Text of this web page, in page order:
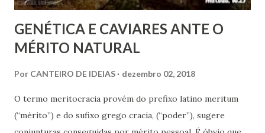
GENÉTICA E CAVIARES ANTE O
MÉRITO NATURAL
Por CANTEIRO DE IDEIAS dezembro 02, 2018
O termo meritocracia provém do prefixo latino meritum
(“mérito”) e do sufixo grego cracia, (“poder”), sugere